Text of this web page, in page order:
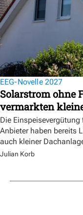
EEG-Novelle 2027
Solarstrom ohne
vermarkten
Die
Anbieter haben bereits
auch kleiner
Julian Korb